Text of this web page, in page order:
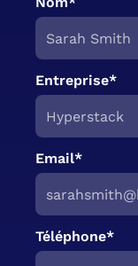
Entreprise*
Email*
Téléphone*